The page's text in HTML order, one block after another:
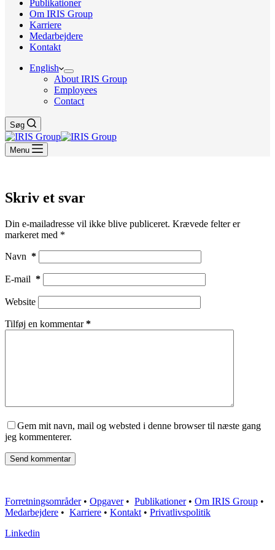
Publikationer
Om IRIS Group
Karriere
Medarbejdere
Kontakt
English
About IRIS Group
Employees
Contact
Søg
Menu
Skriv et svar
Din e-mailadresse vil ikke blive publiceret. Krævede felter er
markeret med *
Navn *
E-mail *
Website
Tilføj en kommentar*
Gem mit navn, mail og websted i denne browser til næste gang
jeg kommenterer.
Send kommentar
Forretningsområder• Opgaver• Publikationer• Om IRIS Group •
Medarbejdere • Karriere • Kontakt • Privatlivspolitik
Linkedin